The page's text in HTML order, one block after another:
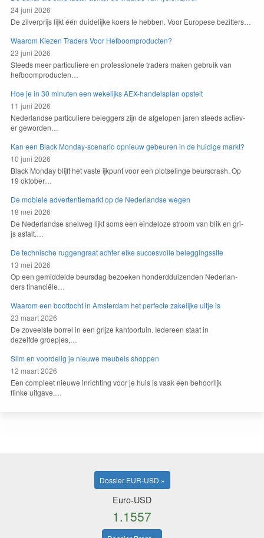
24 juni 2026
De zil­ver­pri­js lijkt één duidelijke koers te hebben. Voor Europese bezitters…
Waarom Kiezen Traders Voor Hefboomproducten?
23 juni 2026
Steeds meer par­ti­c­uliere en pro­fes­sionele traders mak­en gebruik van
hefboomproducten…
Hoe je in 30 minuten een wekelijks AEX-handelsplan opstelt
11 juni 2026
Ned­er­landse par­ti­c­uliere beleg­gers zijn de afgelopen jaren steeds actiev­
er geworden…
Kan een Black Monday-scenario opnieuw gebeuren in de huidige markt?
10 juni 2026
Black Mon­day bli­jft het vaste ijkpunt voor een plot­selinge beurscrash. Op
19 oktober…
De mobiele advertentiemarkt op de Nederlandse wegen
18 mei 2026
De Ned­er­landse snel­weg lijkt soms een ein­de­loze stroom van blik en gri­
js asfalt.…
De technische ruggengraat achter elke succesvolle beleggingssite
13 mei 2026
Op een gemid­delde beurs­dag bezoeken hon­derd­duizen­den Ned­er­lan­
ders financiële…
Waarom een boottocht in Amsterdam het perfecte zakelijke uitje is
23 maart 2026
De zoveel­ste bor­rel in een gri­jze kan­toor­tu­in. Iedereen staat in
dezelfde groepjes,…
Slim en voordelig je nieuwe meubels shoppen
12 maart 2026
Een com­pleet nieuwe inricht­ing voor je huis is vaak een behoor­lijk
flinke uitgave.…
Dossier EUR-USD »
Euro-USD
1.1557